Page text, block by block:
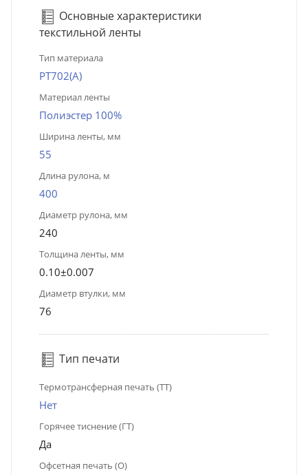
Основные характеристики
текстильной ленты
Тип материала
PT702(A)
Материал ленты
Полиэстер 100%
Ширина ленты, мм
55
Длина рулона, м
400
Диаметр рулона, мм
240
Толщина ленты, мм
0.10±0.007
Диаметр втулки, мм
76
Тип печати
Термотрансферная печать (ТТ)
Нет
Горячее тиснение (ГТ)
Да
Офсетная печать (О)